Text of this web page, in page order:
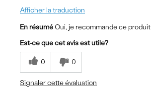
Afficher la traduction
En résumé Oui, je recommande ce produit
Est-ce que cet avis est utile?
0 0
Signaler cette évaluation